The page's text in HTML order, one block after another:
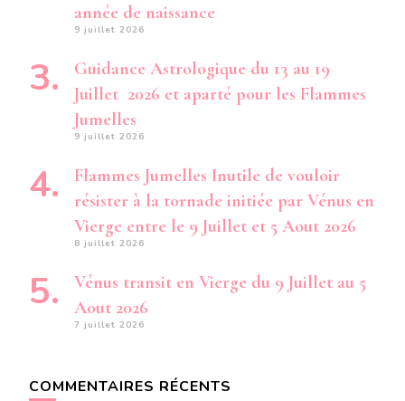
année de naissance
9 juillet 2026
Guidance Astrologique du 13 au 19
Juillet 2026 et aparté pour les Flammes
Jumelles
9 juillet 2026
Flammes Jumelles Inutile de vouloir
résister à la tornade initiée par Vénus en
Vierge entre le 9 Juillet et 5 Aout 2026
8 juillet 2026
Vénus transit en Vierge du 9 Juillet au 5
Aout 2026
7 juillet 2026
COMMENTAIRES RÉCENTS